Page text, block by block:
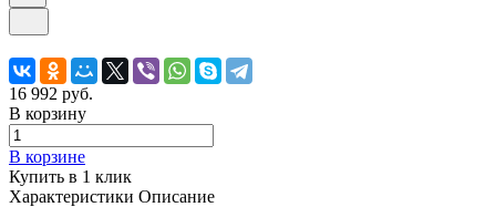
16 992 руб.
В корзину
В корзине
Купить в 1 клик
Характеристики Описание